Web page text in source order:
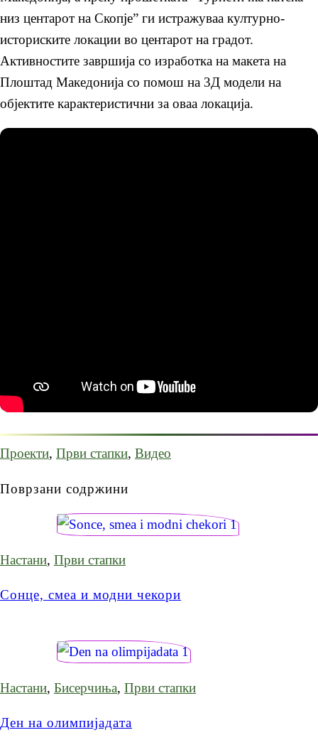
низ центарот на Скопје” ги истражуваа културно-
историските локации во центарот на градот.
Активностите завршија со изработка на макета на
Плоштад Македонија со помош на 3Д модели на
објектите карактеристични за оваа локација.
Проекти, Први стапки, Видео
Поврзани содржини
Настани, Први стапки
Сонце, смеа и модни чекори
Настани, Бисерчиња, Први стапки
Ден на олимпијадата